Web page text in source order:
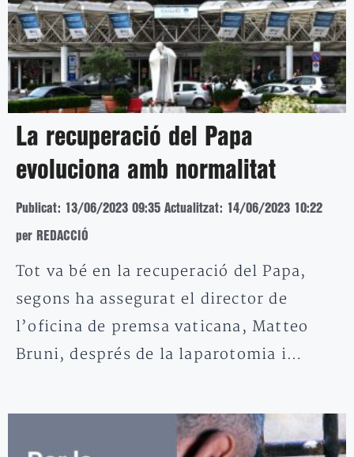
La recuperació del Papa
evoluciona amb normalitat
Publicat: 13/06/2023 09:35 Actualitzat: 14/06/2023 10:22
per REDACCIÓ
Tot va bé en la recuperació del Papa,
segons ha assegurat el director de
l’oficina de premsa vaticana, Matteo
Bruni, després de la laparotomia i…